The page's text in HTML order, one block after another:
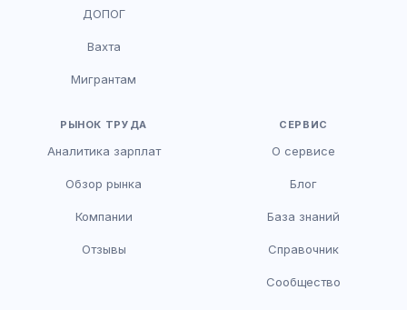
ДОПОГ
Вахта
Мигрантам
РЫНОК ТРУДА
Аналитика зарплат
Обзор рынка
Компании
Отзывы
СЕРВИС
О сервисе
Блог
База знаний
Справочник
Сообщество
HR-консультант
Здравствуйте! Я AI-консультант DriveJob.
помочь?